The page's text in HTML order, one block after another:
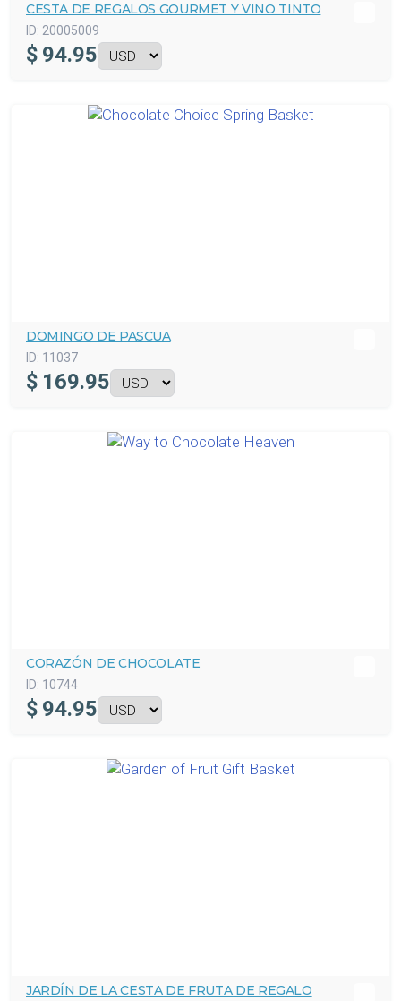
CESTA DE REGALOS GOURMET Y VINO TINTO
ID: 20005009
$ 94.95
DOMINGO DE PASCUA
ID: 11037
$ 169.95
CORAZÓN DE CHOCOLATE
ID: 10744
$ 94.95
JARDÍN DE LA CESTA DE FRUTA DE REGALO